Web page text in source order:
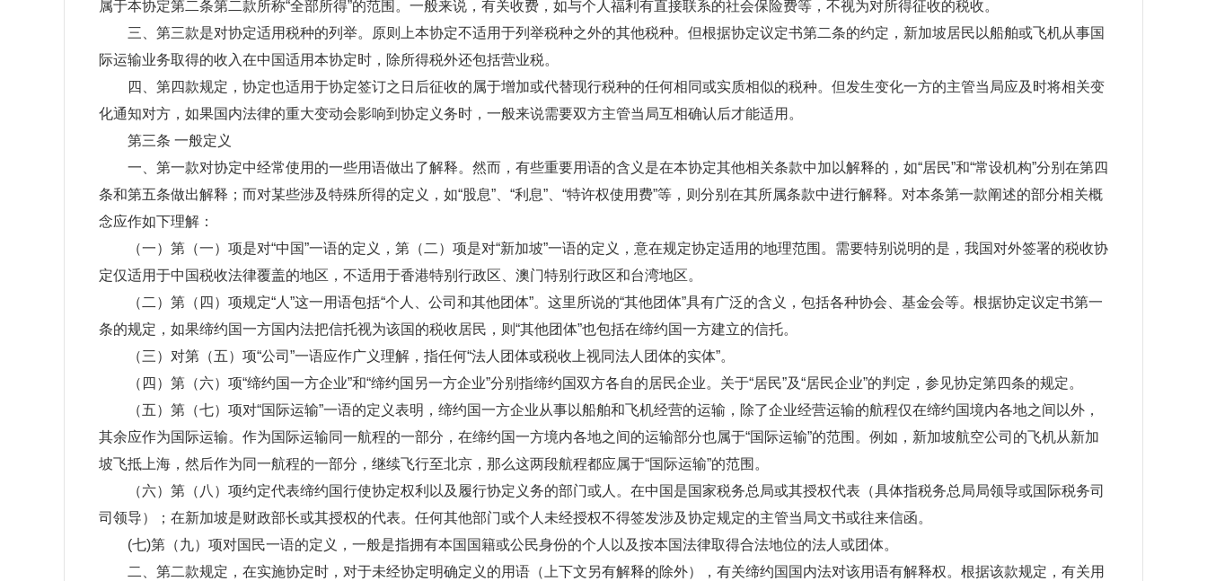
属于本协定第二条第二款所称“全部所得”的范围。一般来说，有关收费，如与个人福利有直接联系的社会保险费等，不视为对所得征收的税收。
三、第三款是对协定适用税种的列举。原则上本协定不适用于列举税种之外的其他税种。但根据协定议定书第二条的约定，新加坡居民以船舶或飞机从事国
际运输业务取得的收入在中国适用本协定时，除所得税外还包括营业税。
四、第四款规定，协定也适用于协定签订之日后征收的属于增加或代替现行税种的任何相同或实质相似的税种。但发生变化一方的主管当局应及时将相关变
化通知对方，如果国内法律的重大变动会影响到协定义务时，一般来说需要双方主管当局互相确认后才能适用。
第三条 一般定义
一、第一款对协定中经常使用的一些用语做出了解释。然而，有些重要用语的含义是在本协定其他相关条款中加以解释的，如“居民”和“常设机构”分别在第四
条和第五条做出解释；而对某些涉及特殊所得的定义，如“股息”、“利息”、“特许权使用费”等，则分别在其所属条款中进行解释。对本条第一款阐述的部分相关概
念应作如下理解：
（一）第（一）项是对“中国”一语的定义，第（二）项是对“新加坡”一语的定义，意在规定协定适用的地理范围。需要特别说明的是，我国对外签署的税收协
定仅适用于中国税收法律覆盖的地区，不适用于香港特别行政区、澳门特别行政区和台湾地区。
（二）第（四）项规定“人”这一用语包括“个人、公司和其他团体”。这里所说的“其他团体”具有广泛的含义，包括各种协会、基金会等。根据协定议定书第一
条的规定，如果缔约国一方国内法把信托视为该国的税收居民，则“其他团体”也包括在缔约国一方建立的信托。
（三）对第（五）项“公司”一语应作广义理解，指任何“法人团体或税收上视同法人团体的实体”。
（四）第（六）项“缔约国一方企业”和“缔约国另一方企业”分别指缔约国双方各自的居民企业。关于“居民”及“居民企业”的判定，参见协定第四条的规定。
（五）第（七）项对“国际运输”一语的定义表明，缔约国一方企业从事以船舶和飞机经营的运输，除了企业经营运输的航程仅在缔约国境内各地之间以外，
其余应作为国际运输。作为国际运输同一航程的一部分，在缔约国一方境内各地之间的运输部分也属于“国际运输”的范围。例如，新加坡航空公司的飞机从新加
坡飞抵上海，然后作为同一航程的一部分，继续飞行至北京，那么这两段航程都应属于“国际运输”的范围。
（六）第（八）项约定代表缔约国行使协定权利以及履行协定义务的部门或人。在中国是国家税务总局或其授权代表（具体指税务总局局领导或国际税务司
司领导）；在新加坡是财政部长或其授权的代表。任何其他部门或个人未经授权不得签发涉及协定规定的主管当局文书或往来信函。
(七)第（九）项对国民一语的定义，一般是指拥有本国国籍或公民身份的个人以及按本国法律取得合法地位的法人或团体。
二、第二款规定，在实施协定时，对于未经协定明确定义的用语（上下文另有解释的除外），有关缔约国国内法对该用语有解释权。根据该款规定，有关用